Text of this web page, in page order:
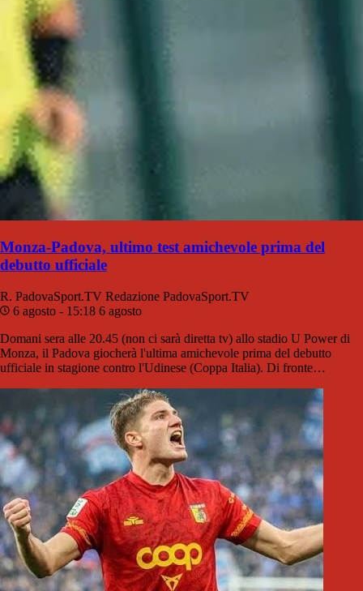
Monza-Padova, ultimo test amichevole prima del
debutto ufficiale
R. PadovaSport.TV Redazione PadovaSport.TV
6 agosto - 15:18 6 agosto
Domani sera alle 20.45 (non ci sarà diretta tv) allo stadio U Power di
Monza, il Padova giocherà l'ultima amichevole prima del debutto
ufficiale in stagione contro l'Udinese (Coppa Italia). Di fronte…